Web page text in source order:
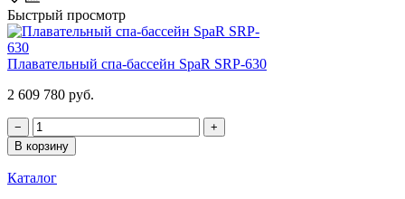
Быстрый просмотр
Плавательный спа-бассейн SpaR SRP-630
2 609 780 руб.
−
+
В корзину
Каталог